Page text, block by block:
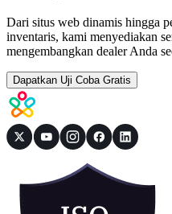
Dari situs web dinamis hingga
inventaris, kami menyediakan
mengembangkan dealer Anda
Dapatkan Uji Coba Gratis